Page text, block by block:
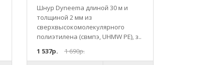
Шнур Dyneema длиной 30 м и
толщиной 2 мм из
cверхвысокомолекулярного
полиэтилена (свмпэ, UHMW PE), з..
1 537р.
1 690р.